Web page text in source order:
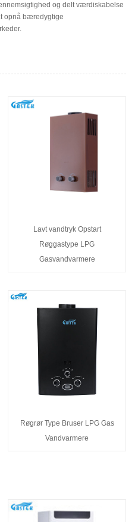
og delt værdiskabelse
opnå bæredygtige
Lavt vandtryk Opstart
Røggastype LPG
Gasvandvarmere
Røgrør Type Bruser LPG Gas
Vandvarmere